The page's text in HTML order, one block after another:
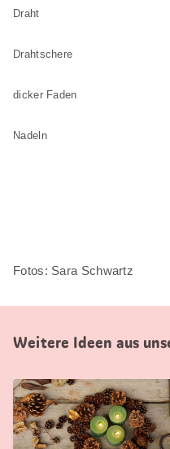
Draht
Drahtschere
dicker Faden
Nadeln
Fotos: Sara Schwartz
Weitere Ideen aus